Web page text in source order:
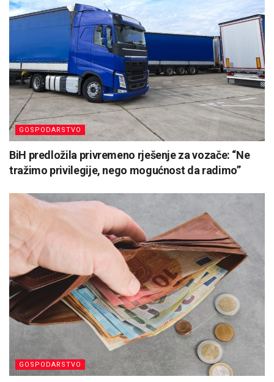
GOSPODARSTVO
BiH predložila privremeno rješenje za vozače: “Ne
tražimo privilegije, nego mogućnost da radimo”
GOSPODARSTVO